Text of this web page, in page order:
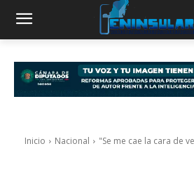
Inicio Nacional
"Se me cae la cara de